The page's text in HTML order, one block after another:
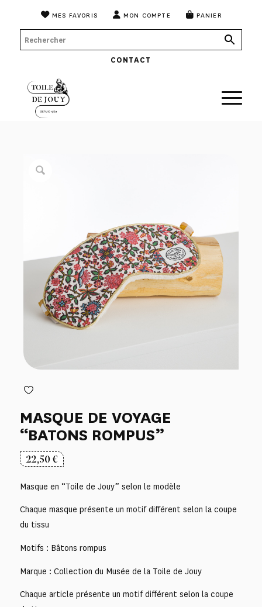
MES FAVORIS MON COMPTE PANIER
CONTACT
MASQUE DE VOYAGE
“BATONS ROMPUS”
22,50€
Masque en “Toile de Jouy” selon le modèle
Chaque masque présente un motif différent selon la coupe
du tissu
Motifs : Bâtons rompus
Marque : Collection du Musée de la Toile de Jouy
Chaque article présente un motif différent selon la coupe